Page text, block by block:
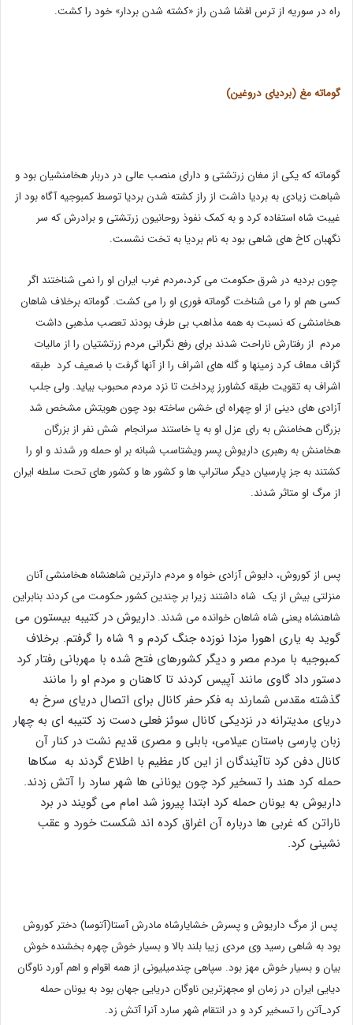
راه در سوریه از ترس افشا شدن راز «کشته شدن بردار» خود را کشت.
گوماته مغ (بردیای دروغین)
گوماته که یکی از مغان زرتشتی و دارای منصب عالی در دربار هخامنشیان بود و
شباهت زیادی به بردیا داشت از راز کشته شدن بردیا توسط کمبوجیه آگاه بود از
غیبت شاه استفاده کرد و به کمک نفوذ روحانیون زرتشتی و برادرش که سر
نگهبان کاخ های شاهی بود به نام بردیا به تخت نشست.
چون بردیه در شرق حکومت می کرد،مردم غرب ایران او را نمی شناختند اگر
کسی هم او را می شناخت گوماته فوری او را می کشت. گوماته برخلاف شاهان
هخامنشی که نسبت به همه مذاهب بی طرف بودند تعصب مذهبی داشت
مردم از رفتارش ناراحت شدند برای رفع نگرانی مردم زرتشتیان را از مالیات
گزاف معاف کرد زمینها و گله های اشراف را از آنها گرفت با ضعیف کرد طبقه
اشراف به تقویت طبقه کشاورز پرداخت تا نزد مردم محبوب بیاید. ولی جلب
آزادی های دینی از او چهراه ای خشن ساخته بود چون هویتش مشخص شد
بزرگان هخامنش به رای عزل او به پا خاستند سرانجام شش نفر از بزرگان
هخامنش به رهبری داریوش پسر ویشتاسب شبانه بر او حمله ور شدند و او را
کشتند به جز پارسیان دیگر ساتراپ ها و کشور ها و کشور های تحت سلطه ایران
از مرگ او متاثر شدند.
پس از کوروش، دایوش آزادی خواه و مردم دارترین شاهنشاه هخامنشی آنان
منزلتی بیش از یک شاه داشتند زیرا بر چندین کشور حکومت می کردند بنابراین
شاهنشاه یعنی شاه شاهان خوانده می شدند. داریوش در کتیبه بیستون می
گوید به یاری اهورا مزدا نوزده جنگ کردم و ۹ شاه را گرفتم. برخلاف
کمبوجیه با مردم مصر و دیگر کشورهای فتح شده با مهربانی رفتار کرد
دستور داد گاوی مانند آپیس کردند تا کاهنان و مردم او را مانند
گذشته مقدس شمارند به فکر حفر کانال برای اتصال دریای سرخ به
دریای مدیترانه در نزدیکی کانال سوئز فعلی دست زد کتیبه ای به چهار
زبان پارسی باستان عیلامی، بابلی و مصری قدیم نشت در کنار آن
کانال دفن کرد تاآیندگان از این کار عظیم با اطلاع گردند به سکاها
حمله کرد هند را تسخیر کرد چون یونانی ها شهر سارد را آتش زدند.
داریوش به یونان حمله کرد ابتدا پیروز شد امام می گویند در برد
ناراتن که غربی ها درباره آن اغراق کرده اند شکست خورد و عقب
نشینی کرد.
پس از مرگ داریوش و پسرش خشایارشاه مادرش آستا(آتوسا) دختر کوروش
بود به شاهی رسید وی مردی زیبا بلند بالا و بسیار خوش چهره بخشنده خوش
بیان و بسیار خوش مهز بود. سپاهی چندمیلیونی از همه اقوام و اهم آورد ناوگان
دیایی ایران در زمان او مجهزترین ناوگان دریایی جهان بود به یونان حمله
کرد_آتن را تسخیر کرد و در انتقام شهر سارد آنرا آتش زد.